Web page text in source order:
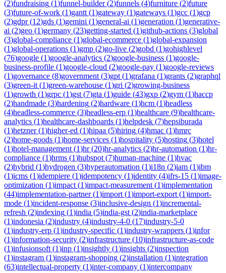
(2)fundraising (1)funnel-builder(2)funnels (4)furniture (2)future
(3)future-of-work (1)gantt (1)gateway (1)gateways (1)gcc (1)gcp
(2)gdpr(12)gds (1)gemini (1)general-ai (1)generation (1)generative-
ai (2)geo (1)germany (23)getting-started (1)github-actions (3)global
(3)global-compliance (1)global-ecommerce (1)global-expansion
(1)global-operations (1)gmp (2)go-live (2)gobd (1)gohighlevel
(76)google (1)google-analytics (2)google-business (1)google-
business-profile (1)google-cloud (2)google-pay (1)google-reviews
(1)governance (8)government (3)gpt (1)grafana (1)grants (2)graphql
(3)green-it (1)green-warehouse (1)gri (2)growing-business
(1)growth (1)grpc (1)gst (7)gta (1)guide (43)gxp (2)gym (1)haccp
(2)handmade (3)hardening (2)hardware (1)hcm (1)headless
(4)headless-commerce (3)headless-erp (1)healthcare (9)healthcare-
analytics (1)healthcare-dashboards (1)helpdesk (7)hepsiburada
(1)hetzner(1)higher-ed (1)hipaa (5)hiring (4)hmac (1)hmrc
(2)home-goods (1)home-services (1)hospitality (5)hosting (3)hotel
(1)hotel-management (1)hr(20)hr-analytics (2)hr-automation (1)hr-
compliance (1)hrms (1)hubspot (7)human-machine (1)hvac
(2)hybrid (1)hydrogen (3)hyperautomation (1)i18n (2)iam (1)ibm
(1)icms (1)idempiere (1)idempotency (1)identity (4)ifrs-15 (1)image-
optimization (1)impact (1)impact-measurement (1)implementation
(44)implementation-partner(1)import (1)import-export (1)import-
mode (1)incident-response (3)inclusive-design (1)incremental-
refresh (2)indexing (1)india (5)india-gst (2)india-marketplace
(1)indonesia (2)industry (4)industry-4-0 (17)industry-5-0
(1)industry-erp (1)industry-specific (1)industry-wrappers (1)infor
(1)information-security (2)infrastructure (10)infrastructure-as-code
(1)infusionsoft (1)inp (1)insightly (1)insights (2)inspection
(1)instagram (1)instagram-shopping (2)installation (1)integration
(63)intellectual-property (1)inter-company (1)intercompany